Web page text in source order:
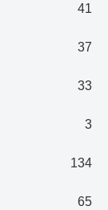
41
37
33
3
134
65